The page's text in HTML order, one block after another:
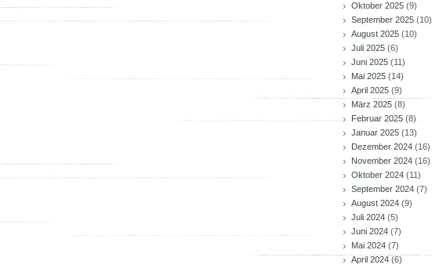
Oktober 2025 (9)
September 2025 (10)
August 2025 (10)
Juli 2025 (6)
Juni 2025 (11)
Mai 2025 (14)
April 2025 (9)
März 2025 (8)
Februar 2025 (8)
Januar 2025 (13)
Dezember 2024 (16)
November 2024 (16)
Oktober 2024 (11)
September 2024 (7)
August 2024 (9)
Juli 2024 (5)
Juni 2024 (7)
Mai 2024 (7)
April 2024 (6)